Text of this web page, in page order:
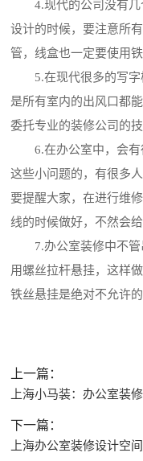
4.现代的公司没有几
设计的时候，要注意所
管，线盒也一定要使用
5.在现代很多的写字
是所有室内的出风口都
委托专业的装修公司的
6.在办公室中，会有
这些小问题的，有很多
要提醒大家，在进行维
线的时候做好，不然会
7.办公室装修中不管
用螺丝拉杆悬挂，这样
铁丝悬挂是绝对不允许的
上一篇：
上海小马装：办公室装
下一篇：
上海办公室装修设计空